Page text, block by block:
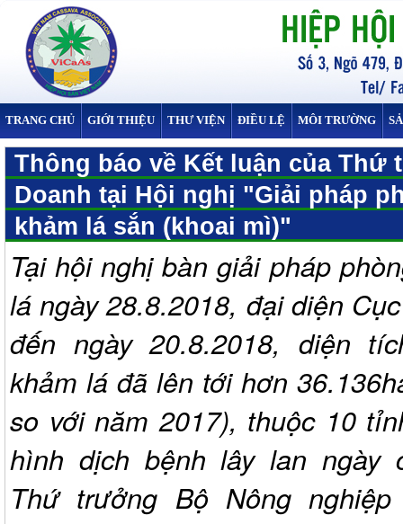
TRANG CHỦ GIỚI THIỆU THƯ VIỆN ĐIỀU LỆ MÔI TRƯỜNG
Thông báo về Kết luận của Thứ
Doanh tại Hội nghị "Giải pháp
khảm lá sắn (khoai mì)"
Tại hội nghị bàn giải pháp
lá ngày 28.8.2018, đại diện
đến ngày 20.8.2018, diện
khảm lá đã lên tới hơn
so với năm 2017), thuộc 10
hình dịch bệnh lây lan ngày
Thứ trưởng Bộ Nông